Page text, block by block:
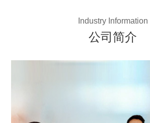
Industry Information
公司简介